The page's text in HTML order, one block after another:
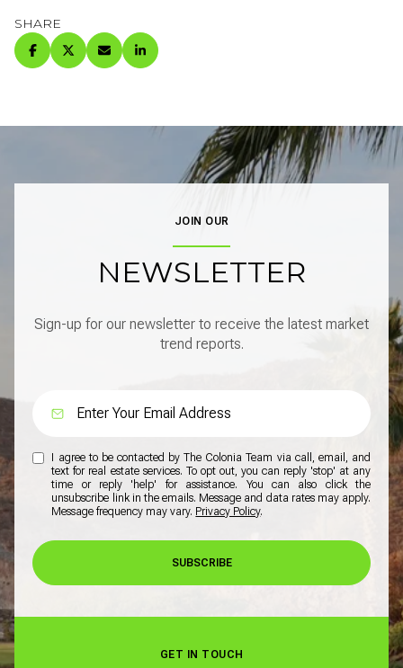
SHARE
JOIN OUR
NEWSLETTER
Sign-up for our newsletter to receive the latest market
trend reports.
I agree to be contacted by The Colonia Team via call, email, and
text for real estate services. To opt out, you can reply 'stop' at any
time or reply 'help' for assistance. You can also click the
unsubscribe link in the emails. Message and data rates may apply.
Message frequency may vary. Privacy Policy.
SUBSCRIBE
GET IN TOUCH